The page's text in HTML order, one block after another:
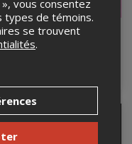
Samedi mon kiki
2026, 21h00
vous consentez
types de témoins.
se trouvent
.